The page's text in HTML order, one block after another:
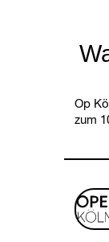
Op
zum